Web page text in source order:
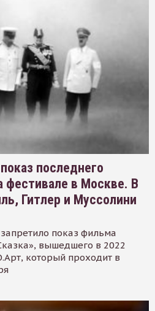
последнего
фестивале в Москве. В
Гитлер и Муссолини
показ фильма
вышедшего в 2022
который проходит в